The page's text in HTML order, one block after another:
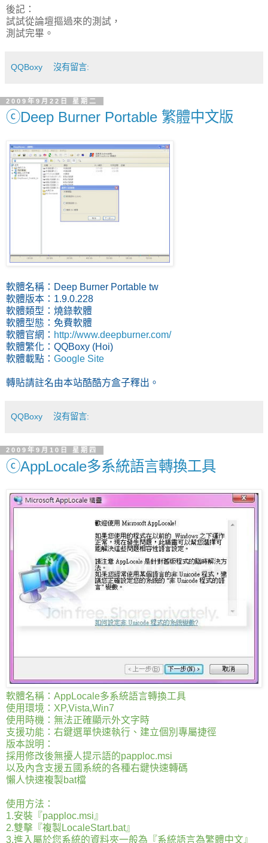
後記：
試試從論壇摳過來的測試，
測試完畢。
QQBoxy 沒有留言:
2009年9月22日 星期二
ⓒDeep Burner Portable 繁體中文版
軟體名稱：Deep Burner Portable tw
軟體版本：1.9.0.228
軟體類型：燒錄軟體
軟體型態：免費軟體
軟體官網： http://www.deepburner.com/
軟體繁化：QQBoxy (Hoi)
軟體載點： Google Site
轉貼請註名由本站酷酷方盒子釋出。
QQBoxy 沒有留言:
2009年9月10日 星期四
ⓒAppLocale多系統語言轉換工具
軟體名稱：AppLocale多系統語言轉換工具
使用環境：XP,Vista,Win7
使用時機：無法正確顯示外文字時
支援功能：右鍵選單快速執行、建立個別專屬捷徑
版本說明：
採用修改後無擾人提示語的papploc.msi
以及內含支援五國系統的各種右鍵快速轉碼
懶人快速複製bat檔
使用方法：
1.安裝『papploc.msi』
2.雙擊『複製LocaleStart.bat』
3.進入屬於您系統的資料夾一般為『系統語言為繁體中文』